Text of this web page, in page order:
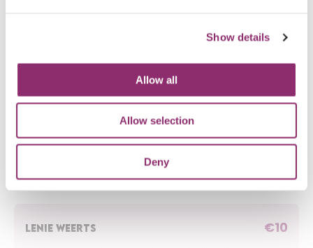
Show details
Allow all
Allow selection
Deny
Goed bezig Sanne en Wouter.
LIEKE VAN DEN HOOGEN
LENIE WEERTS €10